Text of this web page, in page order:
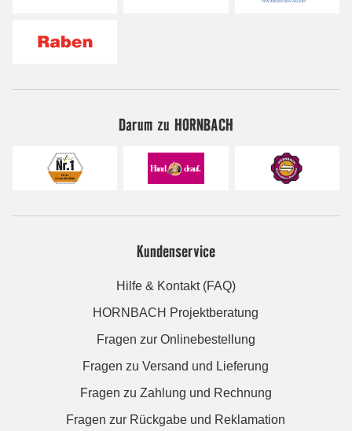
Darum zu HORNBACH
Kundenservice
Hilfe & Kontakt (FAQ)
HORNBACH Projektberatung
Fragen zur Onlinebestellung
Fragen zu Versand und Lieferung
Fragen zu Zahlung und Rechnung
Fragen zur Rückgabe und Reklamation